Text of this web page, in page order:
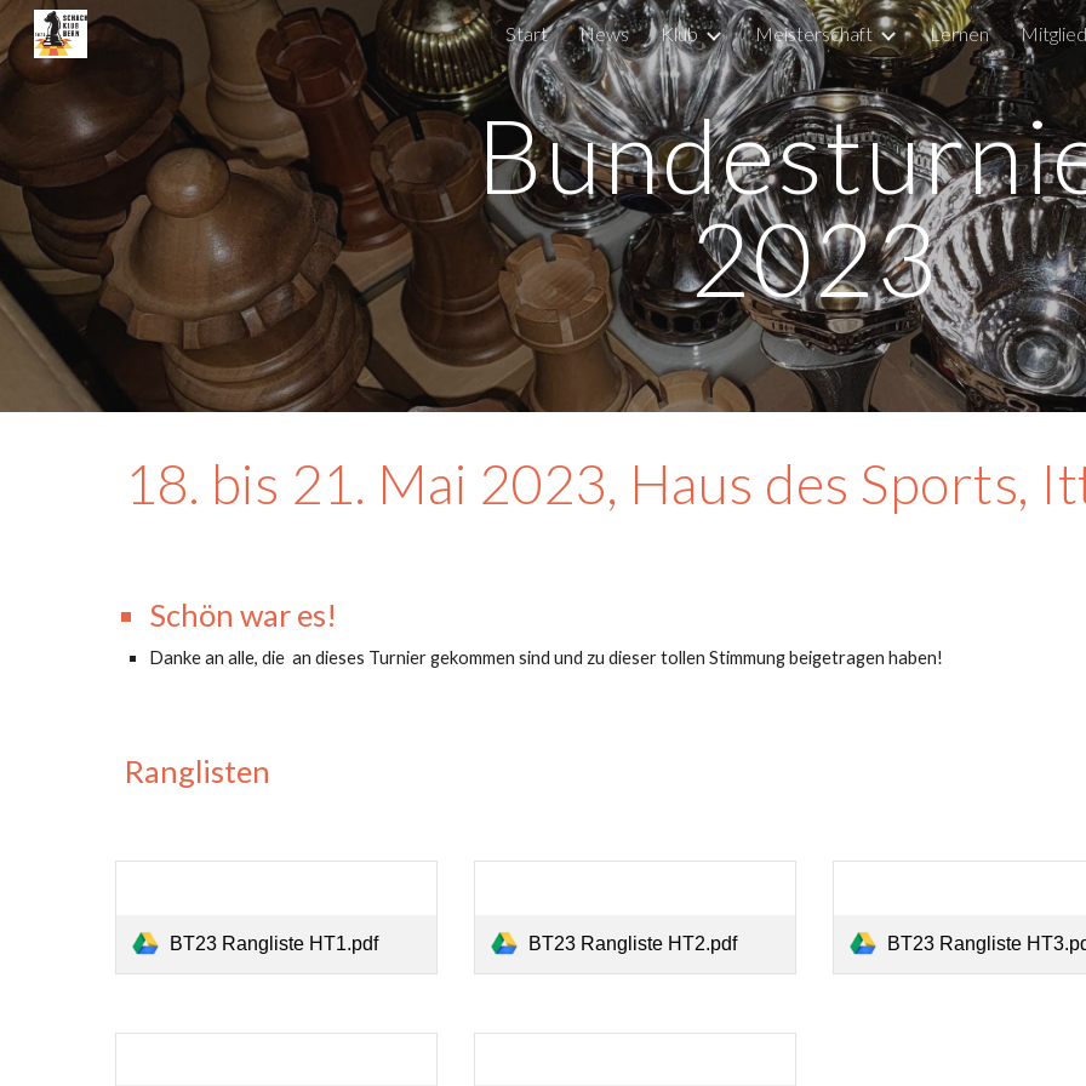
Skip to main content Skip to
Start News Klub Meisterschaft Lernen
2023
18. bis 21. Mai 2023, Haus des Sports,
Schön war es!
Danke an alle, die an dieses Turnier gekommen sind und zu dieser tollen Stimmung beigetragen haben!
Ranglisten
BT23 Rangliste HT1.pdf BT23 Rangliste HT2.pdf BT23 Rangliste